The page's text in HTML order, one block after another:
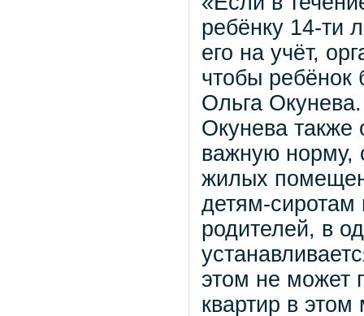
ребёнку 14-ти
его на учёт,
чтобы ребёнок
Ольга Окунева.
Окунева
важную норму,
жилых
детям-сиротам
родителей, в
этом не может
квартир в